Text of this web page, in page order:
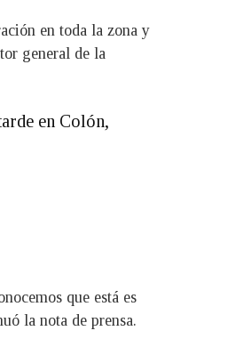
en toda la zona y
general de la
en Colón,
que está es
la nota de prensa.